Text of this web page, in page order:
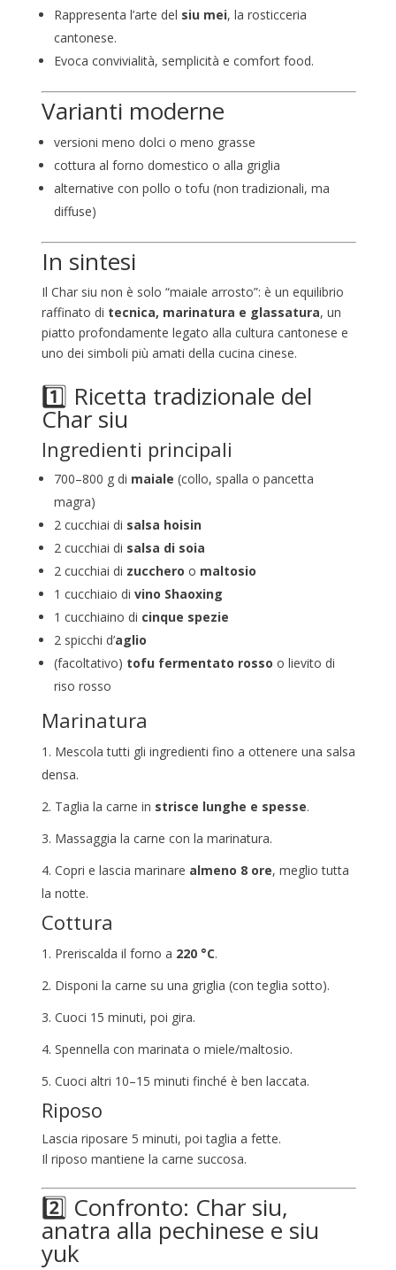
Rappresenta l’arte del siu mei, la rosticceria
cantonese.
Evoca convivialità, semplicità e comfort food.
Varianti moderne
versioni meno dolci o meno grasse
cottura al forno domestico o alla griglia
alternative con pollo o tofu (non tradizionali, ma
diffuse)
In sintesi
Il Char siu non è solo “maiale arrosto”: è un equilibrio
raffinato di tecnica, marinatura e glassatura, un
piatto profondamente legato alla cultura cantonese e
uno dei simboli più amati della cucina cinese.
1️⃣ Ricetta tradizionale del
Char siu
Ingredienti principali
700–800 g di maiale (collo, spalla o pancetta
magra)
2 cucchiai di salsa hoisin
2 cucchiai di salsa di soia
2 cucchiai di zucchero o maltosio
1 cucchiaio di vino Shaoxing
1 cucchiaino di cinque spezie
2 spicchi d’aglio
(facoltativo) tofu fermentato rosso o lievito di
riso rosso
Marinatura
1. Mescola tutti gli ingredienti fino a ottenere una salsa
densa.
2. Taglia la carne in strisce lunghe e spesse.
3. Massaggia la carne con la marinatura.
4. Copri e lascia marinare almeno 8 ore, meglio tutta
la notte.
Cottura
1. Preriscalda il forno a 220 °C.
2. Disponi la carne su una griglia (con teglia sotto).
3. Cuoci 15 minuti, poi gira.
4. Spennella con marinata o miele/maltosio.
5. Cuoci altri 10–15 minuti finché è ben laccata.
Riposo
Lascia riposare 5 minuti, poi taglia a fette.
Il riposo mantiene la carne succosa.
2️⃣ Confronto: Char siu,
anatra alla pechinese e siu
yuk